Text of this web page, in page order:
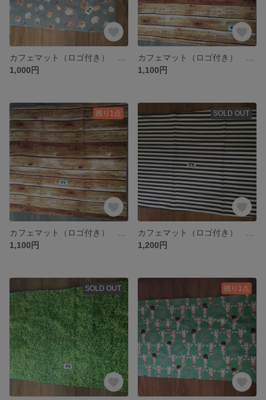
1,000円
1,100円
残り1点
1,100円
SOLD OUT
1,200円
SOLD OUT 残り1点